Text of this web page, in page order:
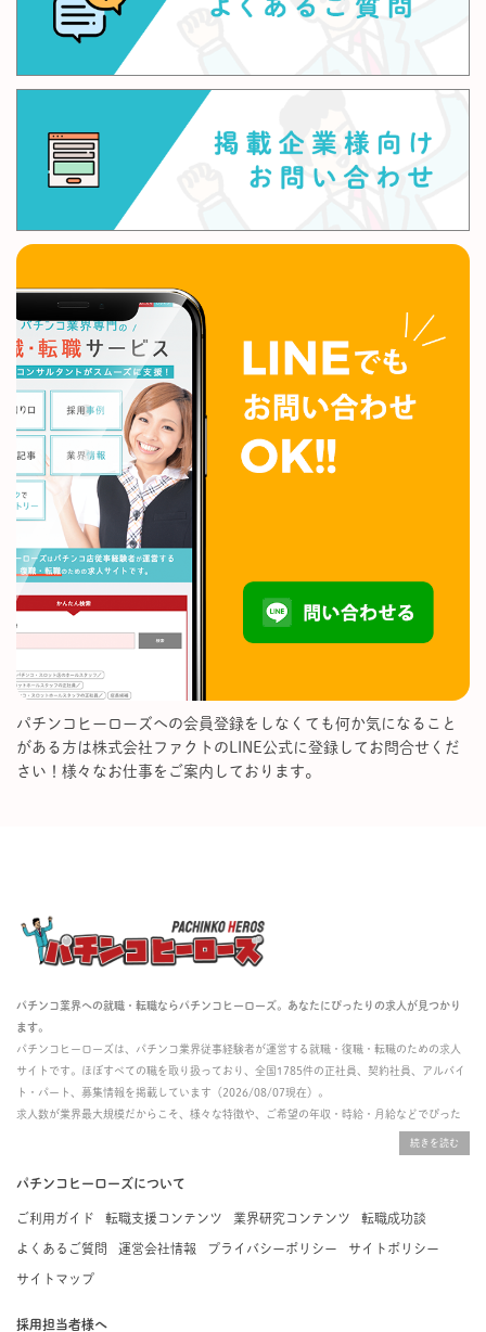
パチンコヒーローズへの会員登録をしなくても何か気になること
がある方は株式会社ファクトのLINE公式に登録してお問合せくだ
さい！様々なお仕事をご案内しております。
パチンコ業界への就職・転職ならパチンコヒーローズ。あなたにぴったりの求人が見つかり
ます。
パチンコヒーローズは、パチンコ業界従事経験者が運営する就職・復職・転職のための求人
サイトです。ほぼすべての職を取り扱っており、全国1785件の正社員、契約社員、アルバイ
ト・パート、募集情報を掲載しています（2026/08/07現在）。
求人数が業界最大規模だからこそ、様々な特徴や、ご希望の年収・時給・月給などでぴった
掲載している求人は、すべて契約法人様から寄せられた正規の求人情報です。応募いただい
た内容はすぐに直接事業所に届くためスムーズに転職・復職できます。
パチンコヒーローズについて
ご利用ガイド 転職支援コンテンツ 業界研究コンテンツ 転職成功談
よくあるご質問 運営会社情報 プライバシーポリシー サイトポリシー
サイトマップ
採用担当者様へ